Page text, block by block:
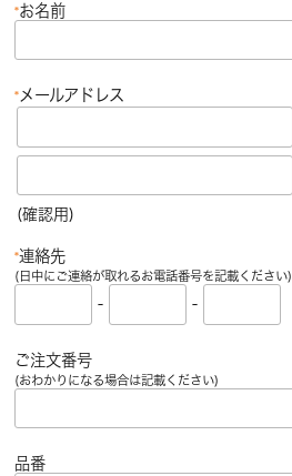
*お名前
* メールアドレス
(確認用)
*連絡先
(日中にご連絡が取れるお電話番号を記載ください)
- -
ご注文番号
(おわかりになる場合は記載ください)
品番